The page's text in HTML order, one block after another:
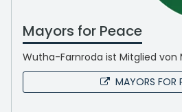
Mayors for Peace
Wutha-Farnroda ist Mitglied von
MAYORS FOR